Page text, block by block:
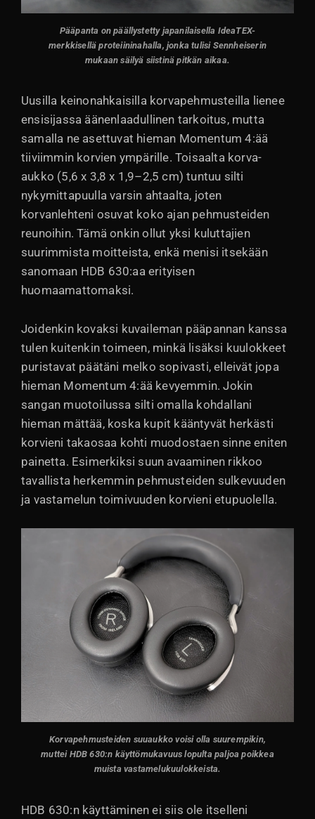
Pääpanta on päällystetty japanilaisella IdeaTEX-
merkkisellä proteiininahalla, jonka tulisi Sennheiserin
mukaan säilyä siistinä pitkän aikaa.
Uusilla keinonahkaisilla korvapehmusteilla lienee
ensisijassa äänenlaadullinen tarkoitus, mutta
samalla ne asettuvat hieman Momentum 4:ää
tiiviimmin korvien ympärille. Toisaalta korva-
aukko (5,6 x 3,8 x 1,9–2,5 cm) tuntuu silti
nykymittapuulla varsin ahtaalta, joten
korvanlehteni osuvat koko ajan pehmusteiden
reunoihin. Tämä onkin ollut yksi kuluttajien
suurimmista moitteista, enkä menisi itsekään
sanomaan HDB 630:aa erityisen
huomaamattomaksi.
Joidenkin kovaksi kuvaileman pääpannan kanssa
tulen kuitenkin toimeen, minkä lisäksi kuulokkeet
puristavat päätäni melko sopivasti, elleivät jopa
hieman Momentum 4:ää kevyemmin. Jokin
sangan muotoilussa silti omalla kohdallani
hieman mättää, koska kupit kääntyvät herkästi
korvieni takaosaa kohti muodostaen sinne eniten
painetta. Esimerkiksi suun avaaminen rikkoo
tavallista herkemmin pehmusteiden sulkevuuden
ja vastamelun toimivuuden korvieni etupuolella.
Korvapehmusteiden suuaukko voisi olla suurempikin,
muttei HDB 630:n käyttömukavuus lopulta paljoa poikkea
muista vastamelukuulokkeista.
HDB 630:n käyttäminen ei siis ole itselleni